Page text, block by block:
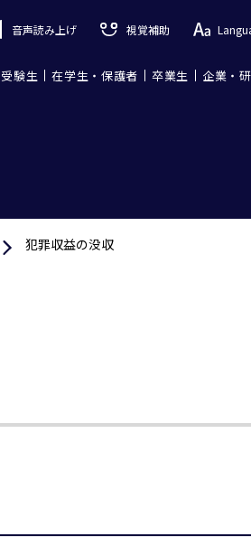
音声読み上げ 視覚補助
受験生 在学生・保護者 卒業生 企業・
犯罪収益の没収